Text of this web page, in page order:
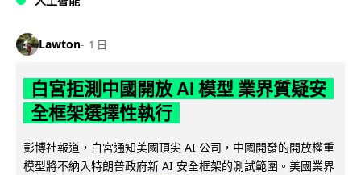
Lawton 1 日
白宮拒測中國開放 AI 模型 業界質疑安
全框架選擇性執行
彭博社報道，白宮通知美國頂尖 AI 公司，中國開發的開放權重
模型將不納入特朗普政府新 AI 安全框架的測試範圍。美國業界